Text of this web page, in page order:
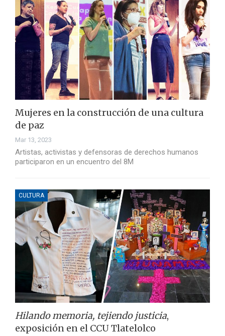
Mujeres en la construcción de una cultura
de paz
Mar 13, 2023
Artistas, activistas y defensoras de derechos humanos
participaron en un encuentro del 8M
CULTURA
Hilando memoria, tejiendo justicia,
exposición en el CCU Tlatelolco